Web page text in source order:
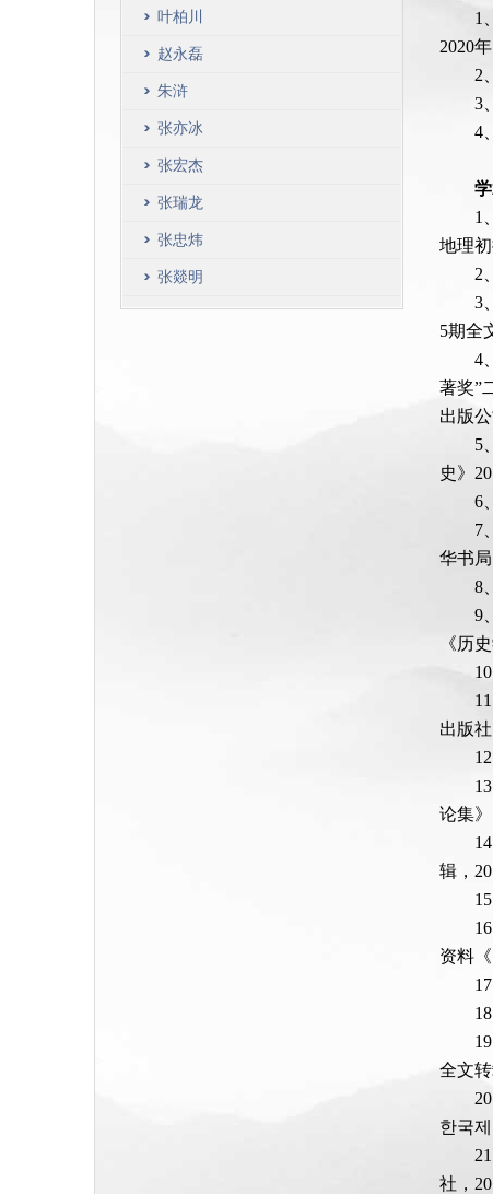
叶柏川
赵永磊
朱浒
张亦冰
张宏杰
张瑞龙
张忠炜
张燚明
1
2020年
2
3
4
1
地理
2
3
5期全
4
著奖”
出版
5
史》
6
7
华书局
8
9
《历
出版
论集
辑，
资料
全文转
한국
社，